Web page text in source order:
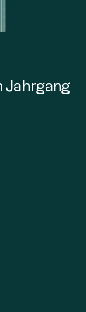
Jahrgang